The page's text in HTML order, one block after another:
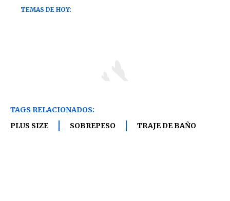
TAGS RELACIONADOS:
PLUS SIZE
SOBREPESO TRAJE DE BAÑO